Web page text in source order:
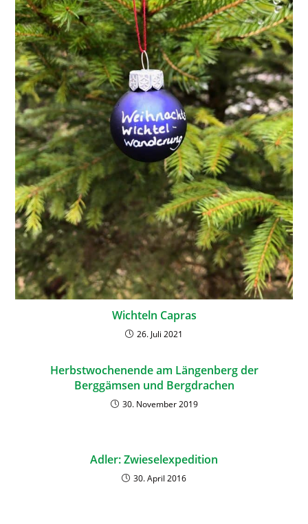
Wichteln Capras
26. Juli 2021
Herbstwochenende am Längenberg der
Berggämsen und Bergdrachen
30. November 2019
Adler: Zwieselexpedition
30. April 2016